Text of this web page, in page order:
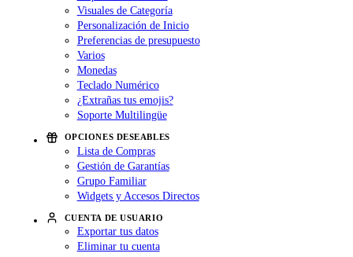
Visuales de Categoría
Personalización de Inicio
Preferencias de presupuesto
Varios
Monedas
Teclado Numérico
¿Extrañas tus emojis?
Soporte Multilingüe
OPCIONES DESEABLES
Lista de Compras
Gestión de Garantías
Grupo Familiar
Widgets y Accesos Directos
CUENTA DE USUARIO
Exportar tus datos
Eliminar tu cuenta